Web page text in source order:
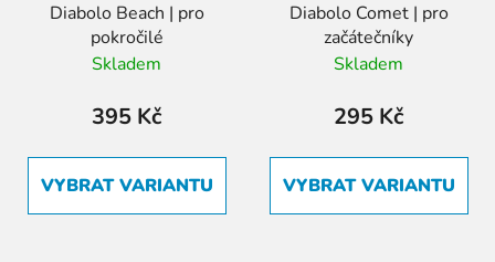
Diabolo Beach | pro
pokročilé
Skladem
395 Kč
VYBRAT VARIANTU
Diabolo Comet | pro
začátečníky
Skladem
295 Kč
VYBRAT VARIANTU